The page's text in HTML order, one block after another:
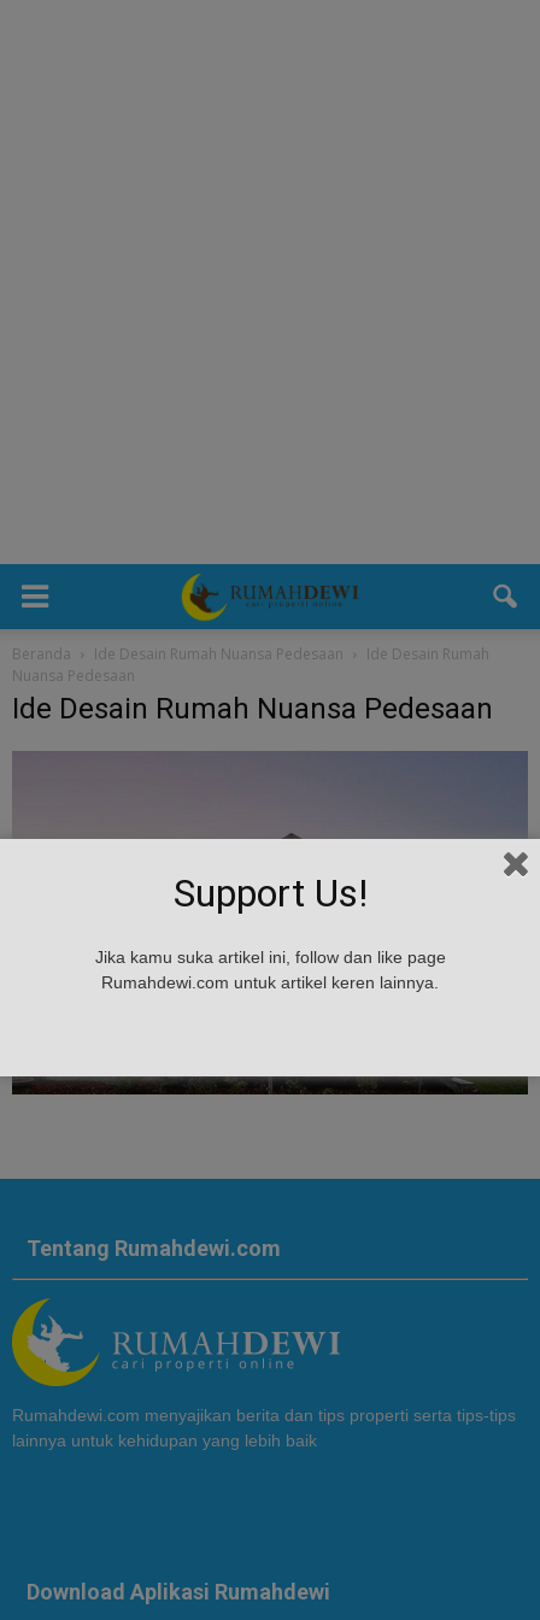
Beranda Ide Desain Rumah Nuansa Pedesaan
Ide Desain Rumah
Nuansa Pedesaan
Ide Desain Rumah Nuansa Pedesaan
Tentang Rumahdewi.com
Rumahdewi.com menyajikan berita dan tips properti serta tips-tips
lainnya untuk kehidupan yang lebih baik
Download Aplikasi Rumahdewi
Support Us!
Jika kamu suka artikel ini, follow dan like page
Rumahdewi.com untuk artikel keren lainnya.